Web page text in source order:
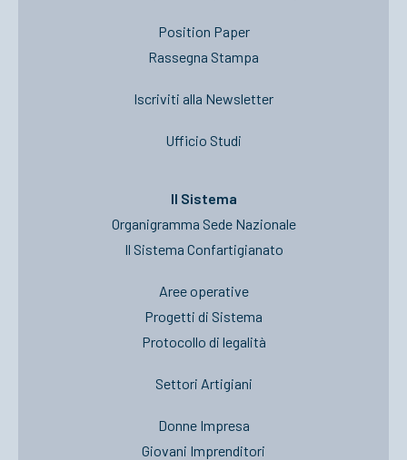
Position Paper
Rassegna Stampa
Iscriviti alla Newsletter
Ufficio Studi
Il Sistema
Organigramma Sede Nazionale
Il Sistema Confartigianato
Aree operative
Progetti di Sistema
Protocollo di legalità
Settori Artigiani
Donne Impresa
Giovani Imprenditori